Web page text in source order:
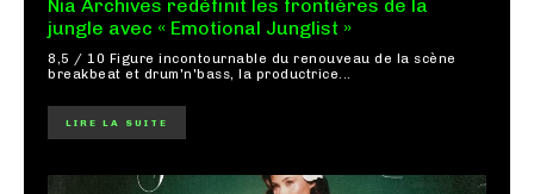
Nia Archives redéfinit les frontières de la
jungle avec « Emotional Junglist »
8,5 / 10 Figure incontournable du renouveau de la scène
breakbeat et drum'n'bass, la productrice...
LIRE LA SUITE